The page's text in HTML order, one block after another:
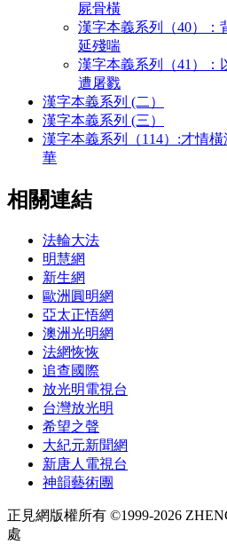
屍骨橫
漢字本義系列（40）：
延殘喘
漢字本義系列（41）：
遭屠戮
漢字本義系列 (二）
漢字本義系列 (三）
漢字本義系列（114）:才情
華
相關連結
法輪大法
明慧網
新生網
歐洲圓明網
亞太正悟網
澳洲光明網
法網恢恢
追查國際
放光明電視台
台灣放光明
希望之聲
大紀元新聞網
新唐人電視台
神韻藝術團
正見網版權所有 ©1999-2026
處